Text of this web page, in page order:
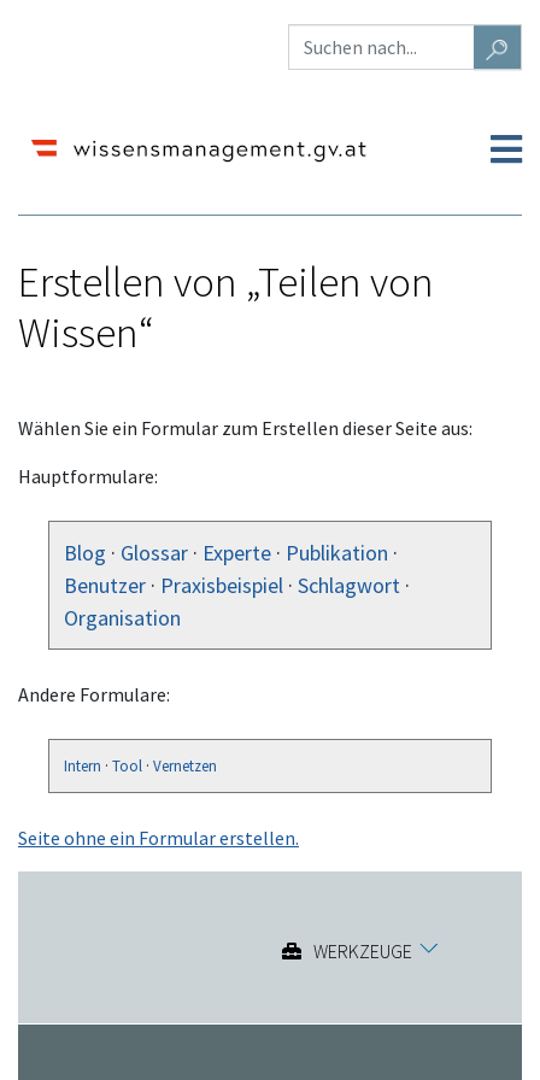
Erstellen von „Teilen von
Wissen“
Wechseln zu:Navigation, Suche
Wählen Sie ein Formular zum Erstellen dieser Seite aus:
Hauptformulare:
Blog · Glossar · Experte · Publikation ·
Benutzer · Praxisbeispiel · Schlagwort ·
Organisation
Andere Formulare:
Intern · Tool · Vernetzen
Seite ohne ein Formular erstellen.
WERKZEUGE